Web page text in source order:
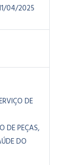
04/2025
DE
DE PEÇAS,
DO